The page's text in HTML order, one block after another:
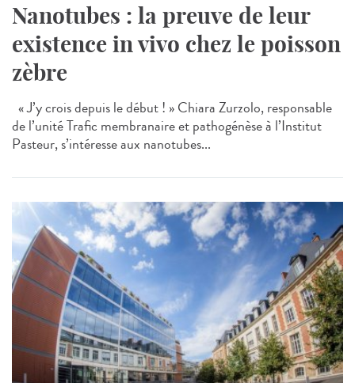
Nanotubes : la preuve de leur
existence in vivo chez le poisson
zèbre
« J’y crois depuis le début ! » Chiara Zurzolo, responsable
de l’unité Trafic membranaire et pathogénèse à l’Institut
Pasteur, s’intéresse aux nanotubes...